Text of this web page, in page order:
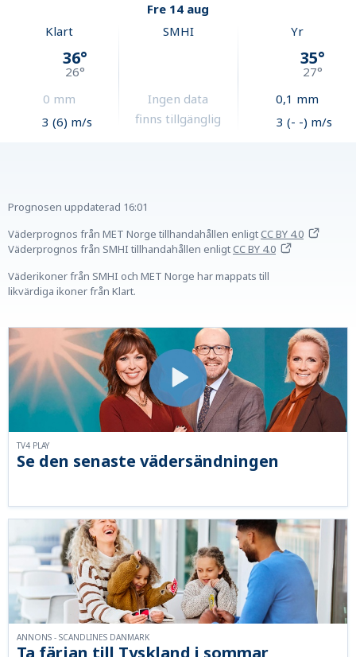
Fre 14 aug
Klart
36°
26°
0 mm
3 (6) m/s
SMHI
Ingen data
finns tillgänglig
Yr
35°
27°
0,1 mm
3 (- -) m/s
Prognosen uppdaterad 16:01
Väderprognos från MET Norge tillhandahållen enligtCC BY 4.0
Väderprognos från SMHI tillhandahållen enligtCC BY 4.0
Väderikoner från SMHI och MET Norge har mappats till
likvärdiga ikoner från Klart.
Se den senaste vädersändningen
TV4 PLAY
ANNONS - SCANDLINES DANMARK